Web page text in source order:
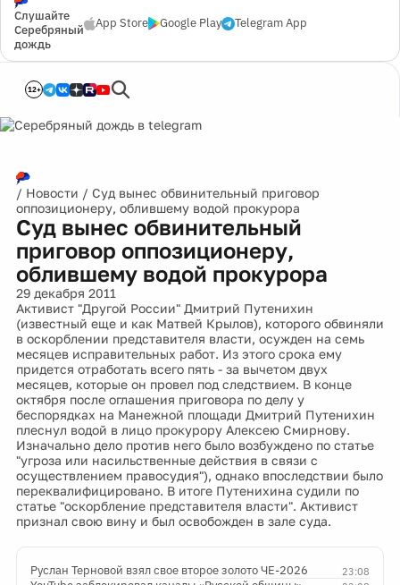
Слушайте
Серебряный
дождь
App Store Google Play Telegram App
12+
/ Новости / Суд вынес обвинительный приговор
оппозиционеру, облившему водой прокурора
Суд вынес обвинительный
приговор оппозиционеру,
облившему водой прокурора
29 декабря 2011
Активист "Другой России" Дмитрий Путенихин
(известный еще и как Матвей Крылов), которого обвиняли
в оскорблении представителя власти, осужден на семь
месяцев исправительных работ. Из этого срока ему
придется отработать всего пять - за вычетом двух
месяцев, которые он провел под следствием. В конце
октября после оглашения приговора по делу у
беспорядках на Манежной площади Дмитрий Путенихин
плеснул водой в лицо прокурору Алексею Смирнову.
Изначально дело против него было возбуждено по статье
"угроза или насильственные действия в связи с
осуществлением правосудия"), однако впоследствии было
переквалифицировано. В итоге Путенихина судили по
статье "оскорбление представителя власти". Активист
признал свою вину и был освобожден в зале суда.
23:08
Руслан Терновой взял свое второе золото ЧЕ-2026